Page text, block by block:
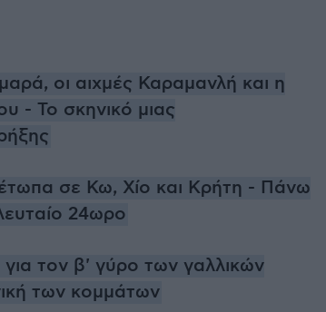
οι αιχμές Καραμανλή και η
- Το σκηνικό μιας
σε Κω, Χίο και Κρήτη - Πάνω
24ωρο
τον β' γύρο των γαλλικών
των κομμάτων